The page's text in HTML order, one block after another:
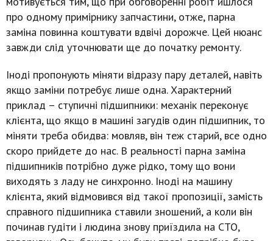
про одному примірнику запчастини, отже, парна
заміна повинна коштувати вдвічі дорожче. Цей нюанс
завжди слід уточнювати ще до початку ремонту.
Іноді пропонують міняти відразу пару деталей, навіть
якщо заміни потребує лише одна. Характерний
приклад – ступичні підшипники: механік переконує
клієнта, що якщо в машині загудів один підшипник, то
міняти треба обидва: мовляв, він теж старий, все одно
скоро прийдете до нас. В реальності парна заміна
підшипників потрібно дуже рідко, тому що вони
виходять з ладу не синхронно. Іноді на машину
клієнта, який відмовився від такої пропозиції, замість
справного підшипника ставили зношений, а коли він
починав гудіти і людина знову приїздила на СТО,